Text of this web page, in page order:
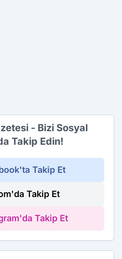
- Bizi Sosyal
Takip Edin!
Takip Et
Takip Et
Takip Et